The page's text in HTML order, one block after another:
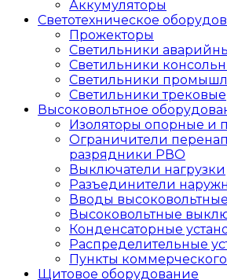
Аккумуляторы
Светотехническое
Прожекторы
Светильники
Светильники
Светильники
Светильники трековые
Высоковольтное
Изоляторы опорные и
Ограничители
разрядники РВО
Выключатели нагрузки
Разъединители
Вводы высоковольтные
Высоковольтные
Конденсаторные
Распределительные
Пункты коммерческого
Щитовое оборудование